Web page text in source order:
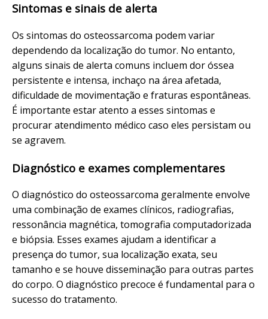
Sintomas e sinais de alerta
Os sintomas do osteossarcoma podem variar
dependendo da localização do tumor. No entanto,
alguns sinais de alerta comuns incluem dor óssea
persistente e intensa, inchaço na área afetada,
dificuldade de movimentação e fraturas espontâneas.
É importante estar atento a esses sintomas e
procurar atendimento médico caso eles persistam ou
se agravem.
Diagnóstico e exames complementares
O diagnóstico do osteossarcoma geralmente envolve
uma combinação de exames clínicos, radiografias,
ressonância magnética, tomografia computadorizada
e biópsia. Esses exames ajudam a identificar a
presença do tumor, sua localização exata, seu
tamanho e se houve disseminação para outras partes
do corpo. O diagnóstico precoce é fundamental para o
sucesso do tratamento.